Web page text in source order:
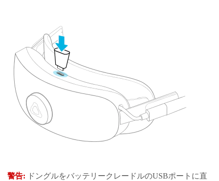
警告: ドングルをバッテリークレードルのUSBポートに直